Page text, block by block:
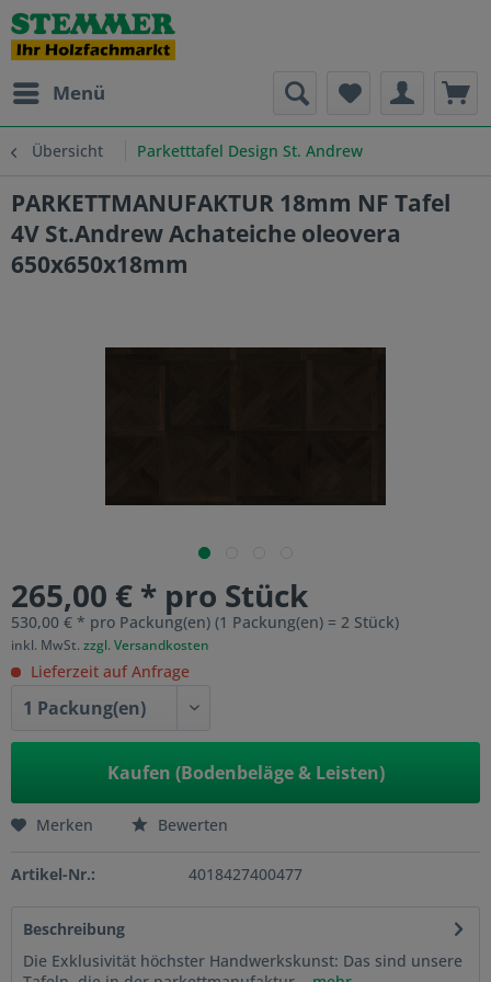
Menü
Übersicht Parketttafel Design St. Andrew
PARKETTMANUFAKTUR 18mm NF Tafel
4V St.Andrew Achateiche oleovera
650x650x18mm
265,00 € * pro Stück
530,00 € * pro Packung(en) (1 Packung(en) = 2 Stück)
inkl. MwSt. zzgl. Versandkosten
Lieferzeit auf Anfrage
Kaufen (Bodenbeläge & Leisten)
Merken Bewerten
Artikel-Nr.: 4018427400477
Beschreibung
Die Exklusivität höchster Handwerkskunst: Das sind unsere